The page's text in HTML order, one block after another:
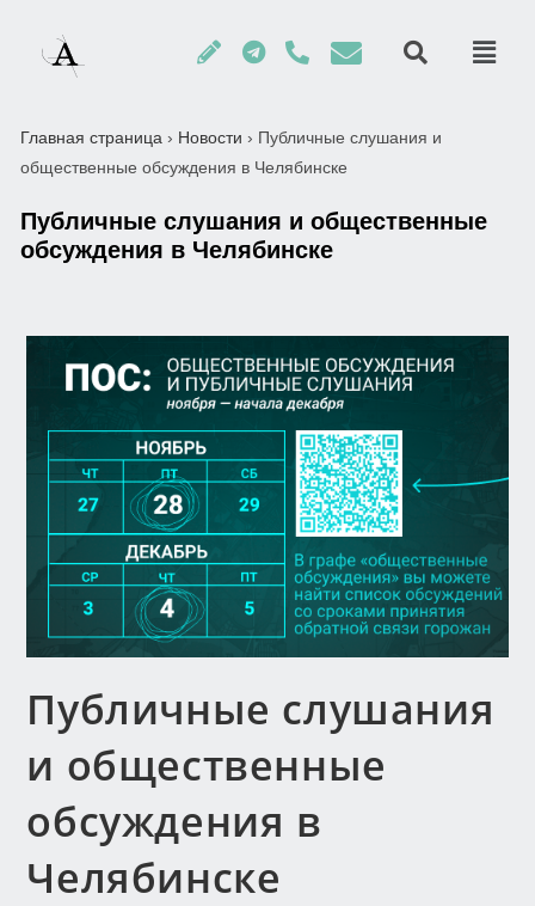
Главная страница › Новости › Публичные слушания и
общественные обсуждения в Челябинске
Публичные слушания и общественные
обсуждения в Челябинске
Публичные слушания
и общественные
обсуждения в
Челябинске